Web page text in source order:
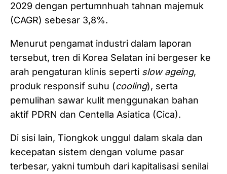
2029 dengan pertumnhuah tahnan majemuk
(CAGR) sebesar 3,8%.
Menurut pengamat industri dalam laporan
tersebut, tren di Korea Selatan ini bergeser ke
arah pengaturan klinis seperti slow ageing,
produk responsif suhu (cooling), serta
pemulihan sawar kulit menggunakan bahan
aktif PDRN dan Centella Asiatica (Cica).
Di sisi lain, Tiongkok unggul dalam skala dan
kecepatan sistem dengan volume pasar
terbesar, yakni tumbuh dari kapitalisasi senilai